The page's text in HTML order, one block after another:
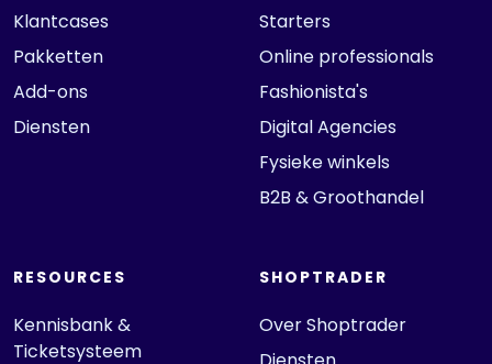
Klantcases
Pakketten
Add-ons
Diensten
Starters
Online professionals
Fashionista's
Digital Agencies
Fysieke winkels
B2B & Groothandel
RESOURCES
Kennisbank &
Ticketsysteem
SHOPTRADER
Over Shoptrader